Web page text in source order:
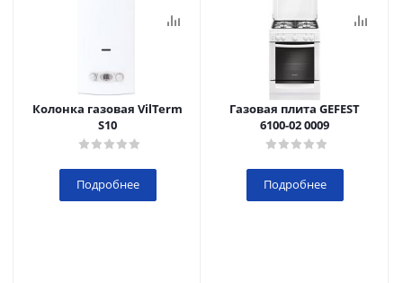
Колонка газовая VilTerm
S10
Подробнее
Газовая плита GEFEST
6100-02 0009
Подробнее